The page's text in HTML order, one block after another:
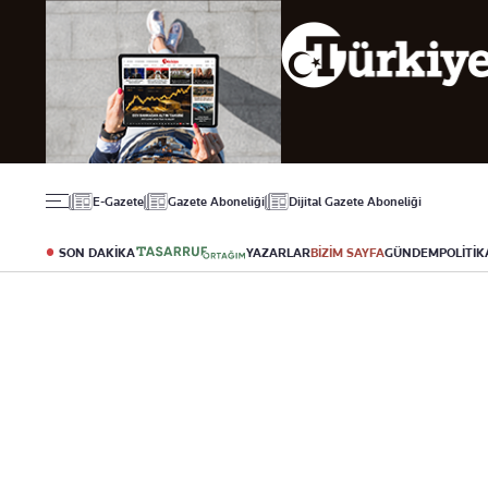
E-Gazete Gazete Aboneliği Dijital Gazete Aboneliği
SON DAKİKA YAZARLARBİZİM SAYFAGÜNDEM
Politika
Ekonomi
Borsa
Altın
Döviz
Hisse Senedi
Kripto Para
T-Otomobil
Futbol
Puan Durumu